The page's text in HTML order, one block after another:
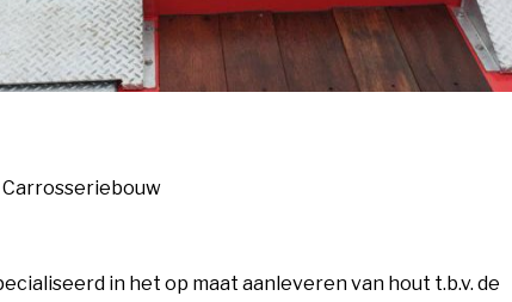
in het op maat aanleveren van hout t.b.v. de